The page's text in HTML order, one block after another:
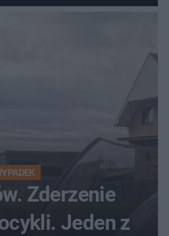
Zderzenie
Jeden z